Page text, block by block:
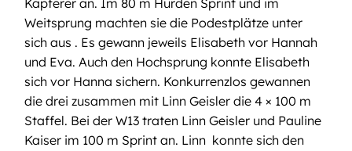
Kapferer an. Im 80 m Hürden Sprint und im
Weitsprung machten sie die Podestplätze unter
sich aus . Es gewann jeweils Elisabeth vor Hannah
und Eva. Auch den Hochsprung konnte Elisabeth
sich vor Hanna sichern. Konkurrenzlos gewannen
die drei zusammen mit Linn Geisler die 4 × 100 m
Staffel. Bei der W13 traten Linn Geisler und Pauline
Kaiser im 100 m Sprint an. Linn konnte sich den